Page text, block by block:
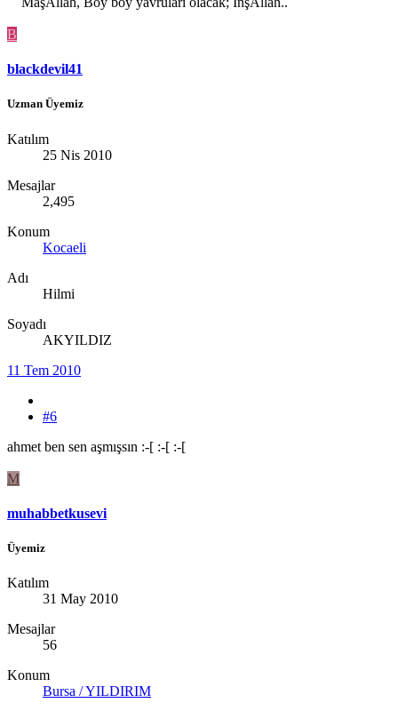
B
blackdevil41
Uzman Üyemiz
Katılım
25 Nis 2010
Mesajlar
2,495
Konum
Kocaeli
Adı
Hilmi
Soyadı
AKYILDIZ
11 Tem 2010
#6
ahmet ben sen aşmışsın :-[ :-[ :-[
M
muhabbetkusevi
Üyemiz
Katılım
31 May 2010
Mesajlar
56
Konum
Bursa / YILDIRIM